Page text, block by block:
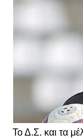
Το Δ.Σ. και τα